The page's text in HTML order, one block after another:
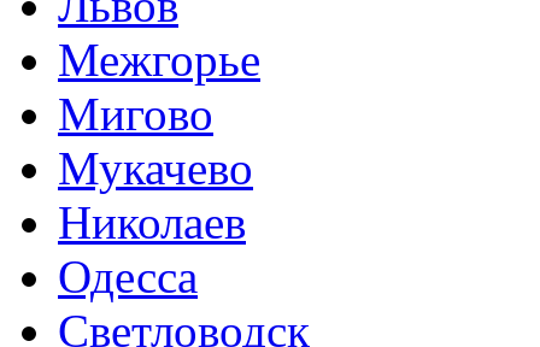
Межгорье
Мигово
Мукачево
Николаев
Одесса
Светловодск